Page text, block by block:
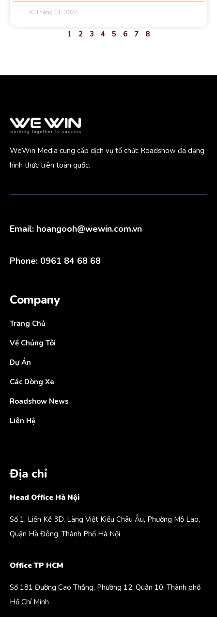
30 Tháng 11, 2022
1 2 3 4 5 6 7 8
WeWin Media cung cấp dịch vụ tổ chức Roadshow đa dạng
hình thức trên toàn quốc.
Email: hoangooh@wewin.com.vn
Phone: 0961 84 68 68
Company
Trang Chủ
Về Chúng Tôi
Dự Án
Các Dòng Xe
Roadshow News
Liên Hệ
Địa chỉ
Head Office Hà Nội
Số 1, Liền Kề 3D, Làng Việt Kiều Châu Âu, Phường Mộ Lao,
Quận Hà Đông, Thành Phố Hà Nội
Office TP HCM
Số 181 Đường Cao Thắng, Phường 12, Quận 10, Thành phố
Hồ Chí Minh